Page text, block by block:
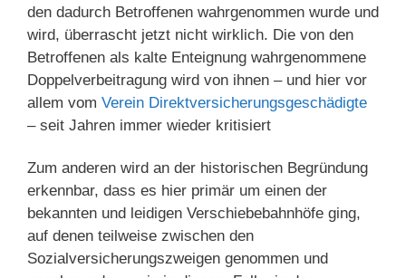
den dadurch Betroffenen wahrgenommen wurde und
wird, überrascht jetzt nicht wirklich. Die von den
Betroffenen als kalte Enteignung wahrgenommene
Doppelverbeitragung wird von ihnen – und hier vor
allem vom Verein Direktversicherungsgeschädigte
– seit Jahren immer wieder kritisiert
Zum anderen wird an der historischen Begründung
erkennbar, dass es hier primär um einen der
bekannten und leidigen Verschiebebahnhöfe ging,
auf denen teilweise zwischen den
Sozialversicherungszweigen genommen und